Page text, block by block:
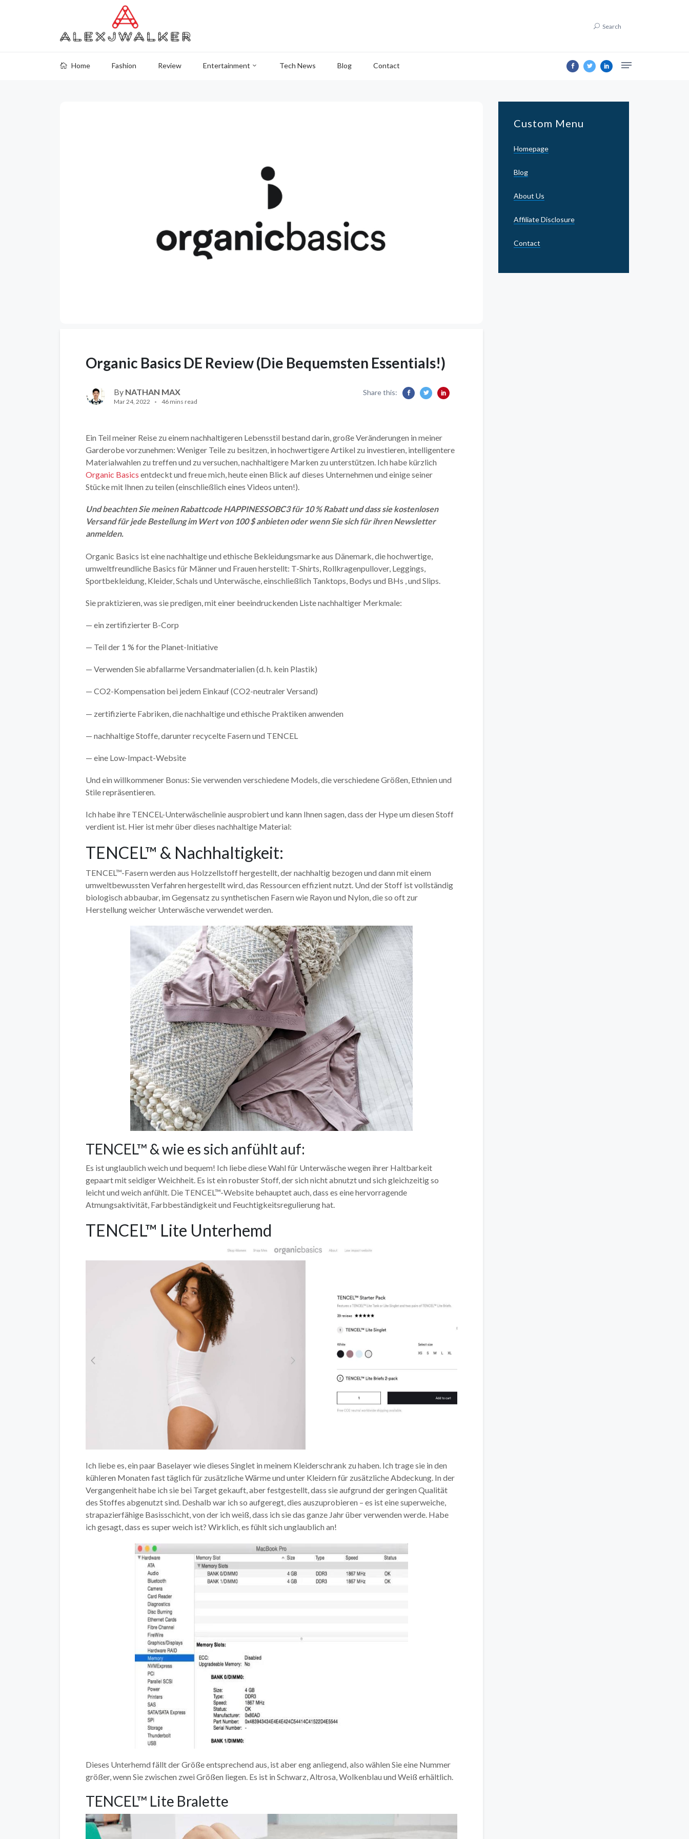
Search
Home Fashion Review Entertainment Tech News Blog Contact
Organic Basics DE Review (Die Bequemsten Essentials!)
By NATHAN MAX
Mar 24, 2022 46 mins read
Share this:
Ein Teil meiner Reise zu einem nachhaltigeren Lebensstil bestand darin, große Veränderungen in meiner
Garderobe vorzunehmen: Weniger Teile zu besitzen, in hochwertigere Artikel zu investieren, intelligentere
Materialwahlen zu treffen und zu versuchen, nachhaltigere Marken zu unterstützen. Ich habe kürzlich
Organic Basics entdeckt und freue mich, heute einen Blick auf dieses Unternehmen und einige seiner
Stücke mit Ihnen zu teilen (einschließlich eines Videos unten!).
Und beachten Sie meinen Rabattcode HAPPINESSOBC3 für 10 % Rabatt und dass sie kostenlosen
Versand für jede Bestellung im Wert von 100 $ anbieten oder wenn Sie sich für ihren Newsletter
anmelden.
Organic Basics ist eine nachhaltige und ethische Bekleidungsmarke aus Dänemark, die hochwertige,
umweltfreundliche Basics für Männer und Frauen herstellt: T-Shirts, Rollkragenpullover, Leggings,
Sportbekleidung, Kleider, Schals und Unterwäsche, einschließlich Tanktops, Bodys und BHs , und Slips.
Sie praktizieren, was sie predigen, mit einer beeindruckenden Liste nachhaltiger Merkmale:
— ein zertifizierter B-Corp
— Teil der 1 % for the Planet-Initiative
— Verwenden Sie abfallarme Versandmaterialien (d. h. kein Plastik)
— CO2-Kompensation bei jedem Einkauf (CO2-neutraler Versand)
— zertifizierte Fabriken, die nachhaltige und ethische Praktiken anwenden
— nachhaltige Stoffe, darunter recycelte Fasern und TENCEL
— eine Low-Impact-Website
Und ein willkommener Bonus: Sie verwenden verschiedene Models, die verschiedene Größen, Ethnien und
Stile repräsentieren.
Ich habe ihre TENCEL-Unterwäschelinie ausprobiert und kann Ihnen sagen, dass der Hype um diesen Stoff
verdient ist. Hier ist mehr über dieses nachhaltige Material:
TENCEL™ & Nachhaltigkeit:
TENCEL™-Fasern werden aus Holzzellstoff hergestellt, der nachhaltig bezogen und dann mit einem
umweltbewussten Verfahren hergestellt wird, das Ressourcen effizient nutzt. Und der Stoff ist vollständig
biologisch abbaubar, im Gegensatz zu synthetischen Fasern wie Rayon und Nylon, die so oft zur
Herstellung weicher Unterwäsche verwendet werden.
TENCEL™ & wie es sich anfühlt auf:
Es ist unglaublich weich und bequem! Ich liebe diese Wahl für Unterwäsche wegen ihrer Haltbarkeit
gepaart mit seidiger Weichheit. Es ist ein robuster Stoff, der sich nicht abnutzt und sich gleichzeitig so
leicht und weich anfühlt. Die TENCEL™-Website behauptet auch, dass es eine hervorragende
Atmungsaktivität, Farbbeständigkeit und Feuchtigkeitsregulierung hat.
TENCEL™ Lite Unterhemd
Ich liebe es, ein paar Baselayer wie dieses Singlet in meinem Kleiderschrank zu haben. Ich trage sie in den
kühleren Monaten fast täglich für zusätzliche Wärme und unter Kleidern für zusätzliche Abdeckung. In der
Vergangenheit habe ich sie bei Target gekauft, aber festgestellt, dass sie aufgrund der geringen Qualität
des Stoffes abgenutzt sind. Deshalb war ich so aufgeregt, dies auszuprobieren – es ist eine superweiche,
strapazierfähige Basisschicht, von der ich weiß, dass ich sie das ganze Jahr über verwenden werde. Habe
ich gesagt, dass es super weich ist? Wirklich, es fühlt sich unglaublich an!
Dieses Unterhemd fällt der Größe entsprechend aus, ist aber eng anliegend, also wählen Sie eine Nummer
größer, wenn Sie zwischen zwei Größen liegen. Es ist in Schwarz, Altrosa, Wolkenblau und Weiß erhältlich.
TENCEL™ Lite Bralette
Custom Menu
Homepage
Blog
About Us
Affiliate Disclosure
Contact